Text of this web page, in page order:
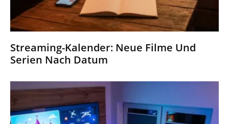
Streaming-Kalender: Neue Filme Und
Serien Nach Datum